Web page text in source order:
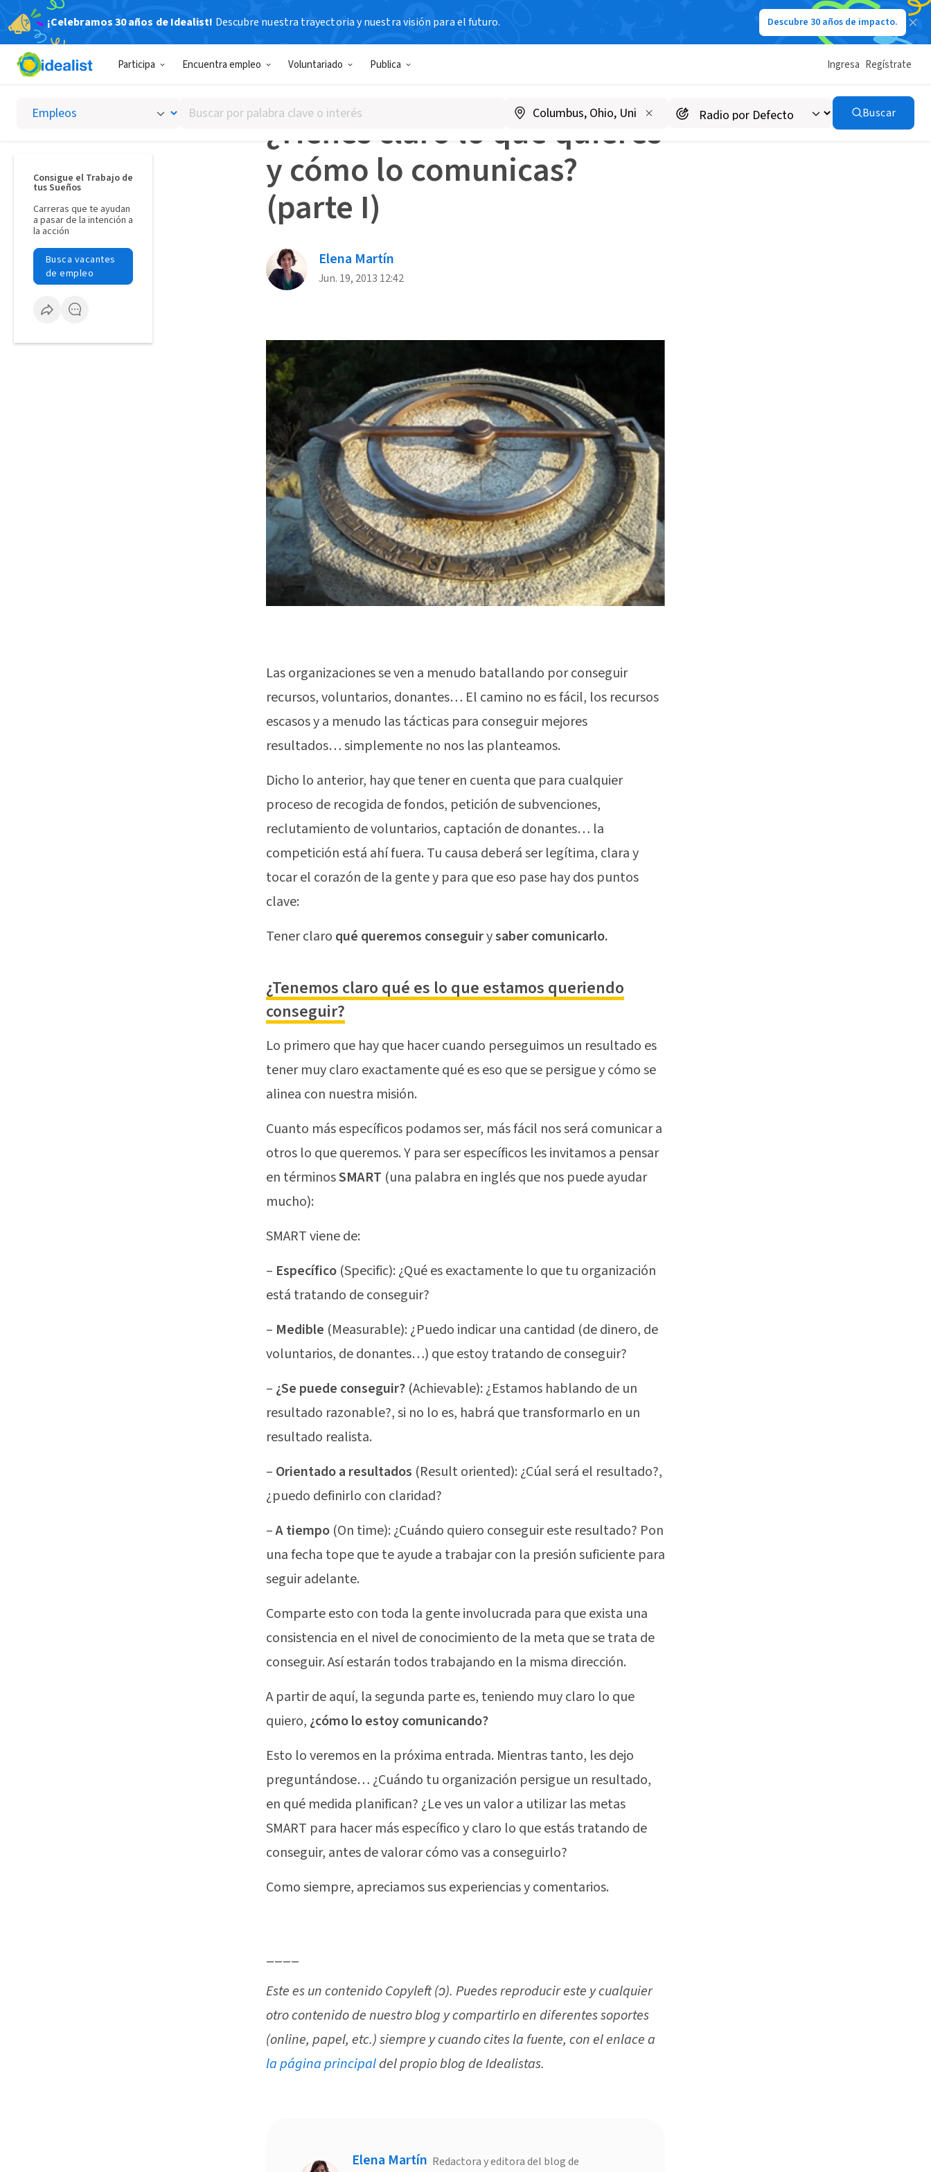
¡Celebramos 30 años de Idealist! Descubre nuestra trayectoria y nuestra visión para el futuro. Descubre 30 años de impacto.
Participa Encuentra empleo Voluntariado Publica Ingresa Regístrate
Buscar
por
Buscar
Consigue el Trabajo de
tus Sueños
Carreras que te ayudan
a pasar de la intención a
la acción
Busca vacantes
de empleo
REFLEXIONES PARA AVANZAR
¿Tienes claro lo que quieres
y cómo lo comunicas?
(parte I)
Elena Martín
Jun. 19, 2013 12:42
Las organizaciones se ven a menudo batallando por conseguir
recursos, voluntarios, donantes… El camino no es fácil, los recursos
escasos y a menudo las tácticas para conseguir mejores
resultados… simplemente no nos las planteamos.
Dicho lo anterior, hay que tener en cuenta que para cualquier
proceso de recogida de fondos, petición de subvenciones,
reclutamiento de voluntarios, captación de donantes… la
competición está ahí fuera. Tu causa deberá ser legítima, clara y
tocar el corazón de la gente y para que eso pase hay dos puntos
clave:
Tener claro qué queremos conseguirysaber comunicarlo.
¿Tenemos claro qué es lo que estamos queriendo
conseguir?
Lo primero que hay que hacer cuando perseguimos un resultado es
tener muy claro exactamente qué es eso que se persigue y cómo se
alinea con nuestra misión.
Cuanto más específicos podamos ser, más fácil nos será comunicar a
otros lo que queremos. Y para ser específicos les invitamos a pensar
en términosSMART (una palabra en inglés que nos puede ayudar
mucho):
SMART viene de:
– Específico (Specific): ¿Qué es exactamente lo que tu organización
está tratando de conseguir?
– Medible (Measurable): ¿Puedo indicar una cantidad (de dinero, de
voluntarios, de donantes…) que estoy tratando de conseguir?
– ¿Se puede conseguir? (Achievable): ¿Estamos hablando de un
resultado razonable?, si no lo es, habrá que transformarlo en un
resultado realista.
– Orientado a resultados (Result oriented): ¿Cúal será el resultado?,
¿puedo definirlo con claridad?
–A tiempo (On time): ¿Cuándo quiero conseguir este resultado? Pon
una fecha tope que te ayude a trabajar con la presión suficiente para
seguir adelante.
Comparte esto con toda la gente involucrada para que exista una
consistencia en el nivel de conocimiento de la meta que se trata de
conseguir. Así estarán todos trabajando en la misma dirección.
A partir de aquí, la segunda parte es, teniendo muy claro lo que
quiero, ¿cómo lo estoy comunicando?
Esto lo veremos en la próxima entrada. Mientras tanto, les dejo
preguntándose… ¿Cuándo tu organización persigue un resultado,
en qué medida planifican? ¿Le ves un valor a utilizar las metas
SMART para hacer más específico y claro lo que estás tratando de
conseguir, antes de valorar cómo vas a conseguirlo?
Como siempre, apreciamos sus experiencias y comentarios.
____
Este es un contenido Copyleft (ↄ). Puedes reproducir este y cualquier
otro contenido de nuestro blog y compartirlo en diferentes soportes
(online, papel, etc.) siempre y cuando cites la fuente, con el enlace a
la página principaldel propio blog de Idealistas.
Elena Martín Redactora y editora del blog de